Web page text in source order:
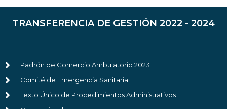
TRANSFERENCIA DE GESTIÓN 2022 - 2024
Padrón de Comercio Ambulatorio 2023
Comité de Emergencia Sanitaria
Texto Único de Procedimientos Administrativos